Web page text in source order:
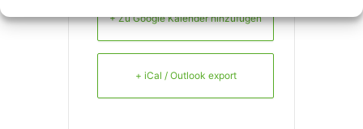
+ Zu Google Kalender hinzufügen
+ iCal / Outlook export